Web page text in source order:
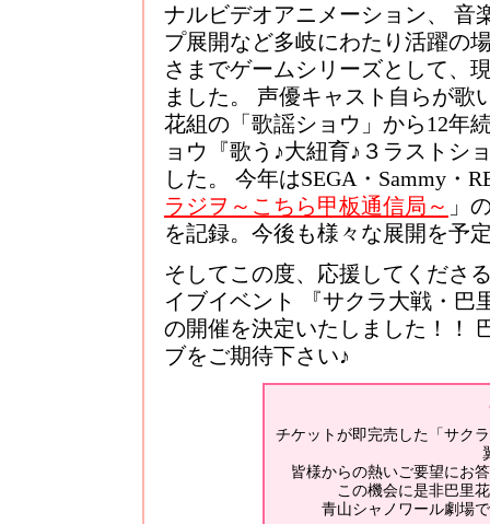
ナルビデオアニメーション、 音
プ展開など多岐にわたり活躍の
さまでゲームシリーズとして、
ました。 声優キャスト自らが
花組の「歌謡ショウ」から12年
ョウ『歌う♪大紐育♪３ラストシ
した。 今年はSEGA・Sammy
ラジヲ～こちら甲板通信局～ 」
を記録。今後も様々な展開を予
そしてこの度、応援してくださ
イブイベント 『サクラ大戦・
の開催を決定いたしました！！
ブをご期待下さい♪
チケットが即完売した「サク
皆様からの熱いご要望にお
この機会に是非巴里
青山シャノワール劇場